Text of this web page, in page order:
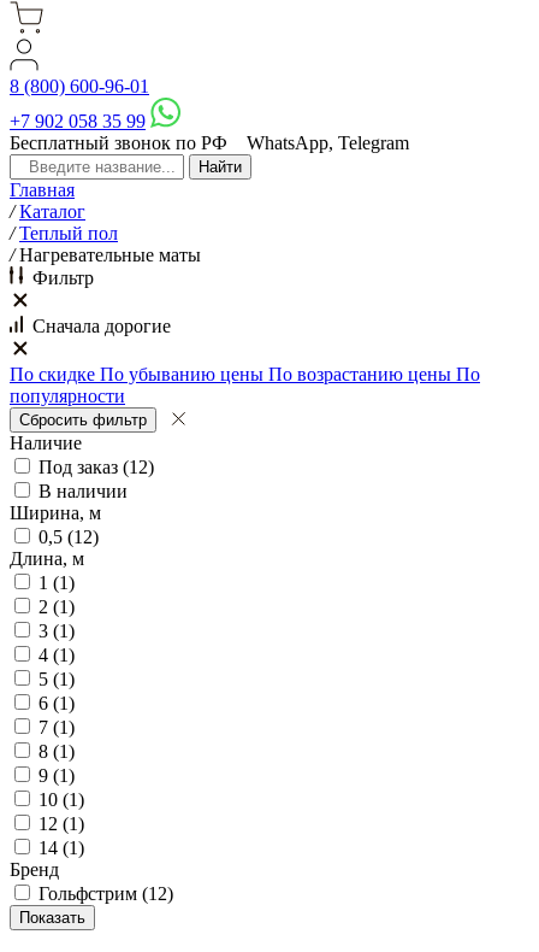
8 (800) 600-96-01
+7 902 058 35 99
Бесплатный звонок по РФ
WhatsApp, Telegram
Главная
/ Каталог
/ Теплый пол
/ Нагревательные маты
Фильтр
Сначала дорогие
По скидке По убыванию цены По возрастанию цены По
популярности
Наличие
Под заказ (12)
В наличии
Ширина, м
0,5 (12)
Длина, м
1 (1)
2 (1)
3 (1)
4 (1)
5 (1)
6 (1)
7 (1)
8 (1)
9 (1)
10 (1)
12 (1)
14 (1)
Бренд
Гольфстрим (12)